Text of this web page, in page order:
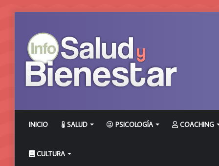
INICIO SALUD PSICOLOGÍA COACHING
CULTURA